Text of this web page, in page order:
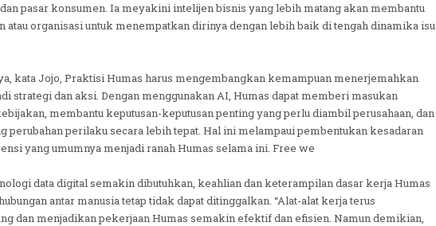
pasar konsumen. Ia meyakini intelijen bisnis yang lebih matang akan membantu
atau organisasi untuk menempatkan dirinya dengan lebih baik di tengah dinamika isu
kata Jojo, Praktisi Humas harus mengembangkan kemampuan menerjemahkan
strategi dan aksi. Dengan menggunakan AI, Humas dapat memberi masukan
membantu keputusan-keputusan penting yang perlu diambil perusahaan, dan
perubahan perilaku secara lebih tepat. Hal ini melampaui pembentukan kesadaran
yang umumnya menjadi ranah Humas selama ini. Free we
data digital semakin dibutuhkan, keahlian dan keterampilan dasar kerja Humas
antar manusia tetap tidak dapat ditinggalkan. “Alat-alat kerja terus
dan menjadikan pekerjaan Humas semakin efektif dan efisien. Namun demikian,